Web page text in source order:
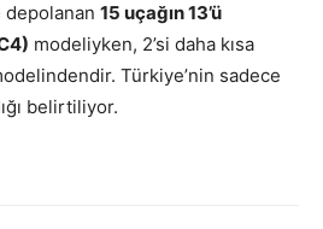
depolanan 15 uçağın 13’ü
modeliyken, 2’si daha kısa
Türkiye’nin sadece
belirtiliyor.